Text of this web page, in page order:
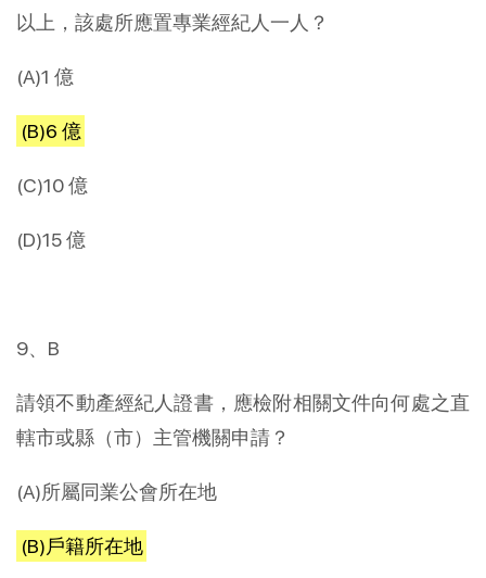
以上，該處所應置專業經紀人一人？
(A)1 億
(B)6 億
(C)10 億
(D)15 億
9、B
請領不動產經紀人證書，應檢附相關文件向何處之直
轄市或縣（市）主管機關申請？
(A)所屬同業公會所在地
(B)戶籍所在地